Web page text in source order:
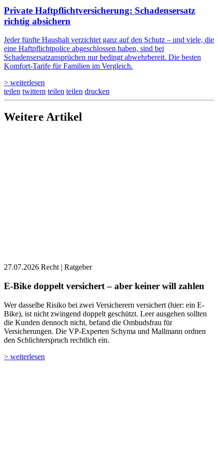
Private Haftpflicht­versicherung: Schadensersatz
richtig absichern
Jeder fünfte Haushalt verzichtet ganz auf den Schutz – und viele, die
eine Haftpflichtpolice abgeschlossen haben, sind bei
Schadensersatzansprüchen nur bedingt abwehrbereit. Die besten
Komfort-Tarife für Familien im Vergleich.
> weiterlesen
teilen twittern teilen teilen drucken
Weitere Artikel
27.07.2026 Recht | Ratgeber
E-Bike doppelt versichert – aber keiner will zahlen
Wer dasselbe Risiko bei zwei Versicherern versichert (hier: ein E-
Bike), ist nicht zwingend doppelt geschützt. Leer ausgehen sollten
die Kunden dennoch nicht, befand die Ombudsfrau für
Versicherungen. Die VP-Experten Schyma und Mallmann ordnen
den Schlichterspruch rechtlich ein.
> weiterlesen